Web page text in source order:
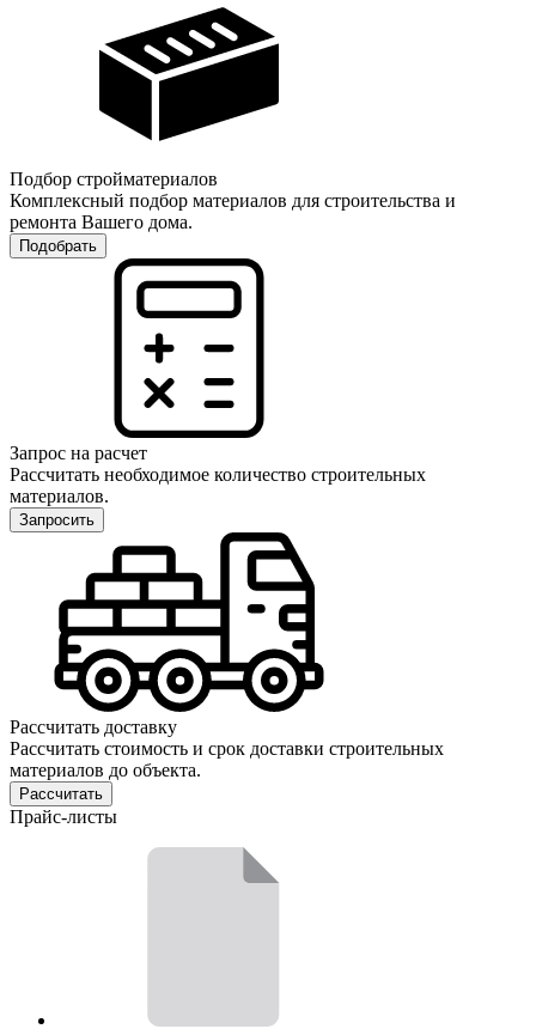
Подбор стройматериалов
Комплексный подбор материалов для строительства и
ремонта Вашего дома.
Подобрать
Запрос на расчет
Рассчитать необходимое количество строительных
материалов.
Запросить
Рассчитать доставку
Рассчитать стоимость и срок доставки строительных
материалов до объекта.
Рассчитать
Прайс-листы